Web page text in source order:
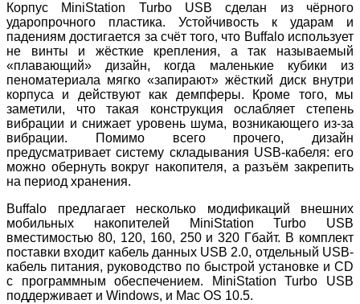
Корпус MiniStation Turbo USB сделан из чёрного
ударопрочного пластика. Устойчивость к ударам и
падениям достигается за счёт того, что Buffalo использует
не винты и жёсткие крепления, а так называемый
«плавающий» дизайн, когда маленькие кубики из
пеноматериала мягко «запирают» жёсткий диск внутри
корпуса и действуют как демпферы. Кроме того, мы
заметили, что такая конструкция ослабляет степень
вибрации и снижает уровень шума, возникающего из-за
вибрации. Помимо всего прочего, дизайн
предусматривает систему складывания USB-кабеля: его
можно обернуть вокруг накопителя, а разъём закрепить
на период хранения.
Buffalo предлагает несколько модификаций внешних
мобильных накопителей MiniStation Turbo USB
вместимостью 80, 120, 160, 250 и 320 Гбайт. В комплект
поставки входит кабель данных USB 2.0, отдельный USB-
кабель питания, руководство по быстрой установке и CD
с программным обеспечением. MiniStation Turbo USB
поддерживает и Windows, и Mac OS 10.5.